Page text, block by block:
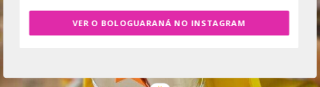
VER O BOLOGUARANÁ NO INSTAGRAM